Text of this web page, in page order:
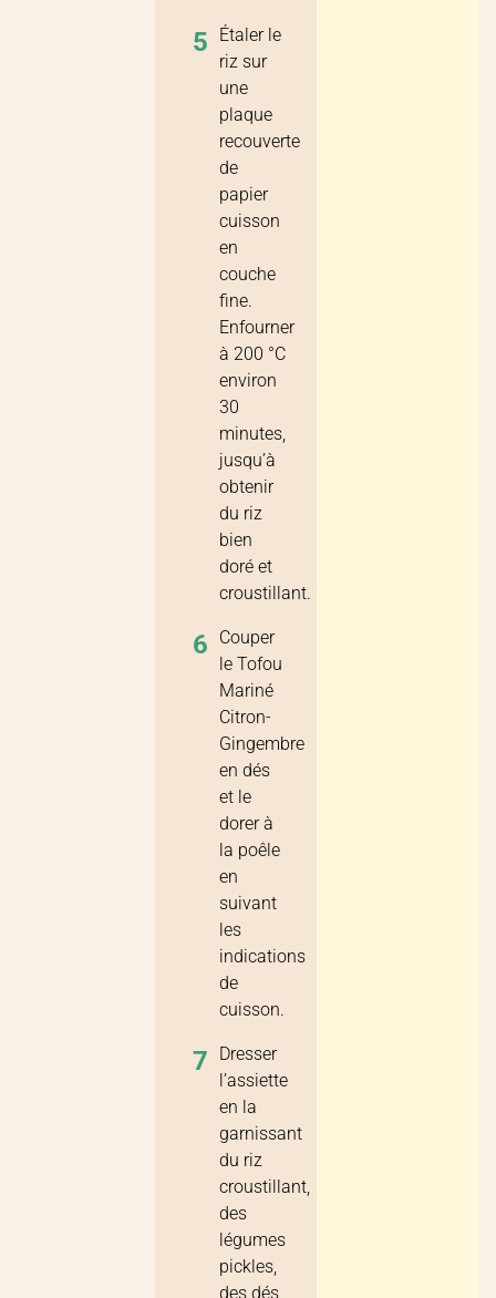
5
Étaler le
riz sur
une
plaque
recouverte
de
papier
cuisson
en
couche
fine.
Enfourner
à 200 °C
environ
30
minutes,
jusqu’à
obtenir
du riz
bien
doré et
croustillant.
6
Couper
le Tofou
Mariné
Citron-
Gingembre
en dés
et le
dorer à
la poêle
en
suivant
les
indications
de
cuisson.
7
Dresser
l’assiette
en la
garnissant
du riz
croustillant,
des
légumes
pickles,
des dés